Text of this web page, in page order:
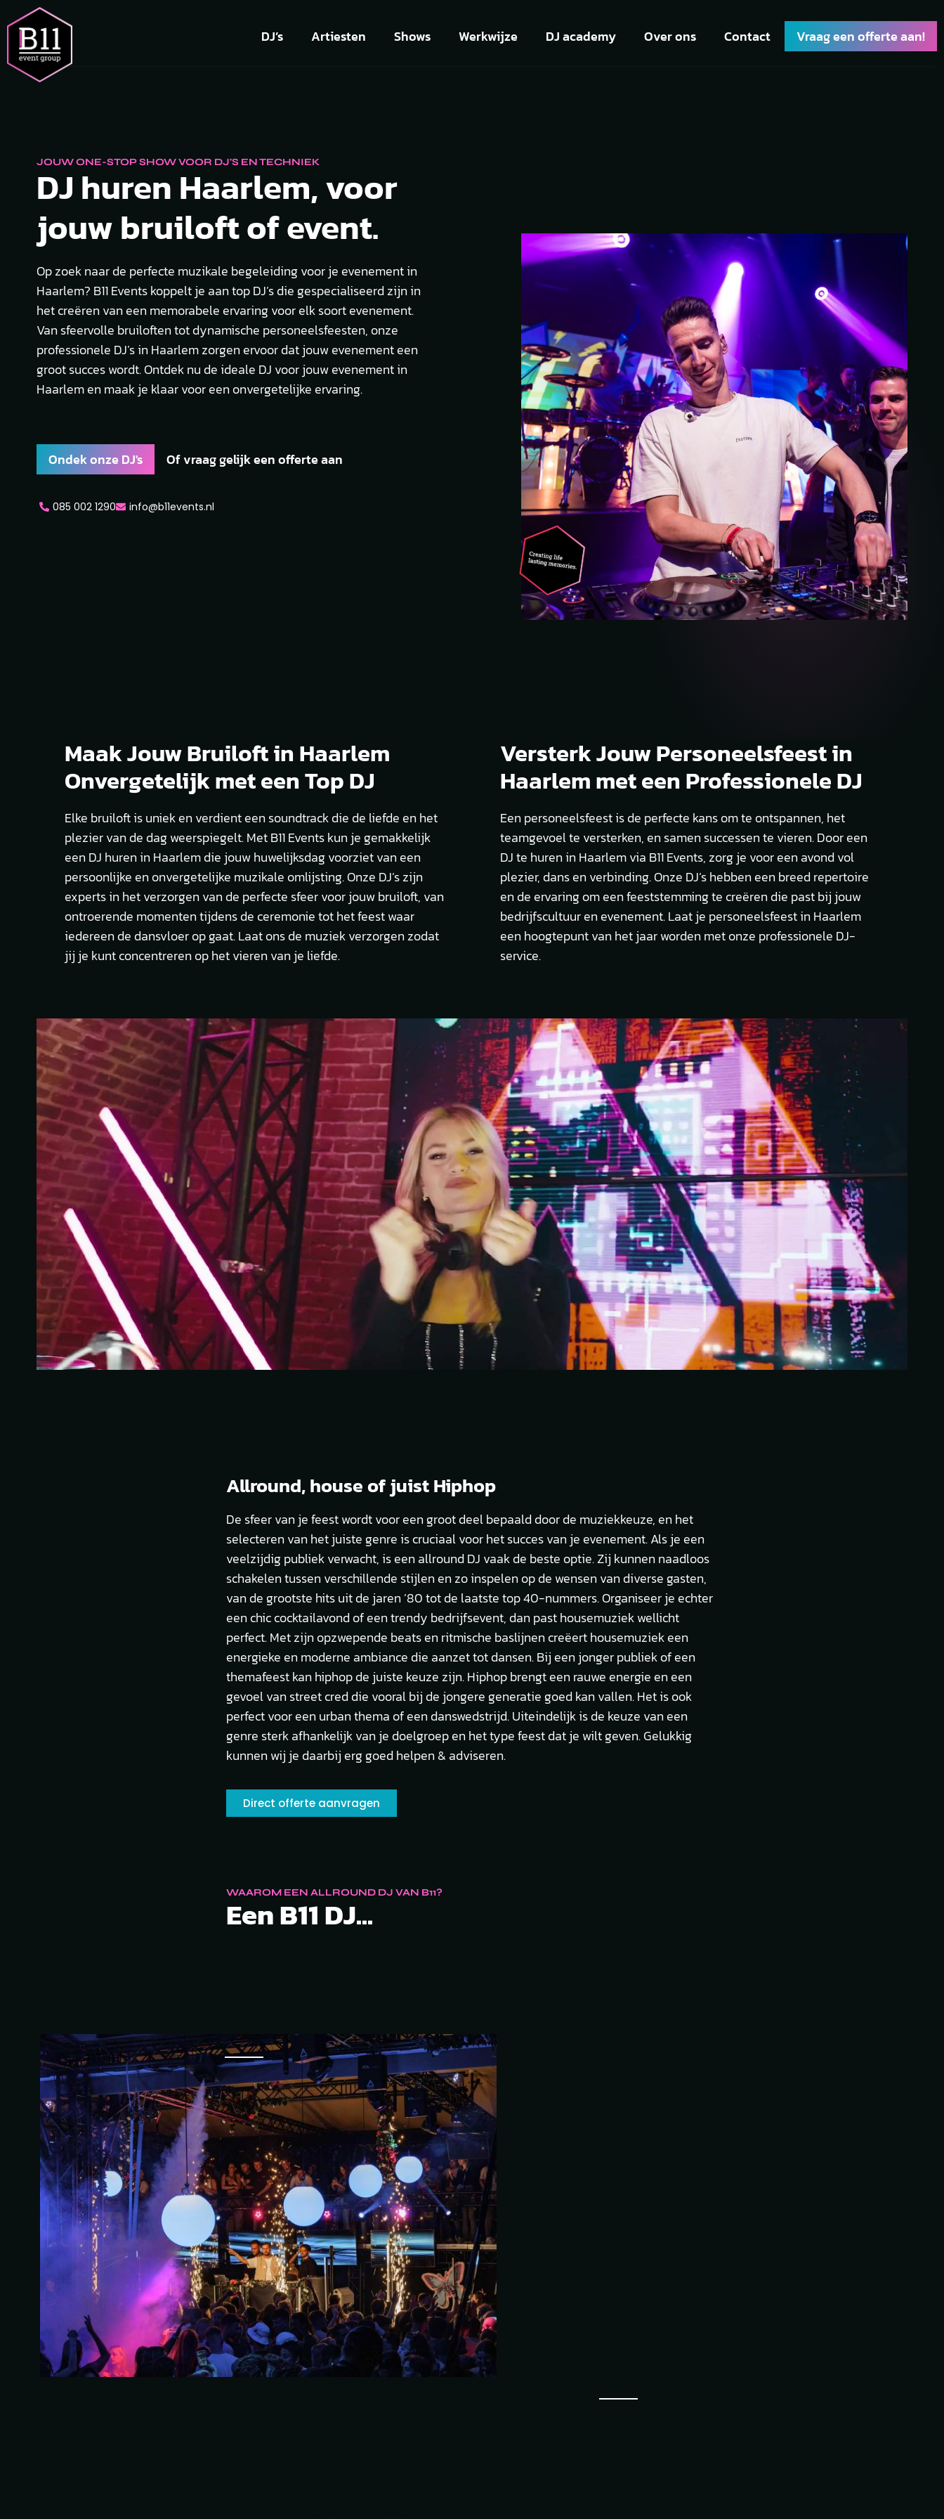
DJ’s Artiesten Shows Werkwijze DJ academy Over ons Contact Vraag een offerte aan!
JOUW ONE-STOP SHOW VOOR DJ'S EN TECHNIEK
DJ huren Haarlem, voor
jouw bruiloft of event.
Op zoek naar de perfecte muzikale begeleiding voor je evenement in
Haarlem? B11 Events koppelt je aan top DJ’s die gespecialiseerd zijn in
het creëren van een memorabele ervaring voor elk soort evenement.
Van sfeervolle bruiloften tot dynamische personeelsfeesten, onze
professionele DJ’s in Haarlem zorgen ervoor dat jouw evenement een
groot succes wordt. Ontdek nu de ideale DJ voor jouw evenement in
Haarlem en maak je klaar voor een onvergetelijke ervaring.
Ondek onze DJ's Of vraag gelijk een offerte aan
085 002 1290 info@b11events.nl
Maak Jouw Bruiloft in Haarlem
Onvergetelijk met een Top DJ
Elke bruiloft is uniek en verdient een soundtrack die de liefde en het
plezier van de dag weerspiegelt. Met B11 Events kun je gemakkelijk
een DJ huren in Haarlem die jouw huwelijksdag voorziet van een
persoonlijke en onvergetelijke muzikale omlijsting. Onze DJ’s zijn
experts in het verzorgen van de perfecte sfeer voor jouw bruiloft, van
ontroerende momenten tijdens de ceremonie tot het feest waar
iedereen de dansvloer op gaat. Laat ons de muziek verzorgen zodat
jij je kunt concentreren op het vieren van je liefde.
Versterk Jouw Personeelsfeest in
Haarlem met een Professionele DJ
Een personeelsfeest is de perfecte kans om te ontspannen, het
teamgevoel te versterken, en samen successen te vieren. Door een
DJ te huren in Haarlem via B11 Events, zorg je voor een avond vol
plezier, dans en verbinding. Onze DJ’s hebben een breed repertoire
en de ervaring om een feeststemming te creëren die past bij jouw
bedrijfscultuur en evenement. Laat je personeelsfeest in Haarlem
een hoogtepunt van het jaar worden met onze professionele DJ-
service.
Allround, house of juist Hiphop
De sfeer van je feest wordt voor een groot deel bepaald door de muziekkeuze, en het
selecteren van het juiste genre is cruciaal voor het succes van je evenement. Als je een
veelzijdig publiek verwacht, is een allround DJ vaak de beste optie. Zij kunnen naadloos
schakelen tussen verschillende stijlen en zo inspelen op de wensen van diverse gasten,
van de grootste hits uit de jaren ’80 tot de laatste top 40-nummers. Organiseer je echter
een chic cocktailavond of een trendy bedrijfsevent, dan past housemuziek wellicht
perfect. Met zijn opzwepende beats en ritmische baslijnen creëert housemuziek een
energieke en moderne ambiance die aanzet tot dansen. Bij een jonger publiek of een
themafeest kan hiphop de juiste keuze zijn. Hiphop brengt een rauwe energie en een
gevoel van street cred die vooral bij de jongere generatie goed kan vallen. Het is ook
perfect voor een urban thema of een danswedstrijd. Uiteindelijk is de keuze van een
genre sterk afhankelijk van je doelgroep en het type feest dat je wilt geven. Gelukkig
kunnen wij je daarbij erg goed helpen & adviseren.
Direct offerte aanvragen
WAAROM EEN ALLROUND DJ VAN B11?
Een B11 DJ...